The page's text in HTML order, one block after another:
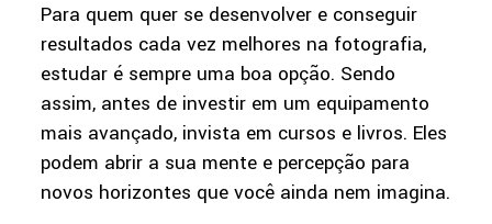
Para quem quer se desenvolver e conseguir
resultados cada vez melhores na fotografia,
estudar é sempre uma boa opção. Sendo
assim, antes de investir em um equipamento
mais avançado, invista em cursos e livros. Eles
podem abrir a sua mente e percepção para
novos horizontes que você ainda nem imagina.